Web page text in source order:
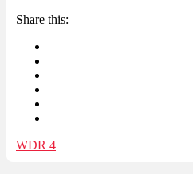
Share this:
WDR 4